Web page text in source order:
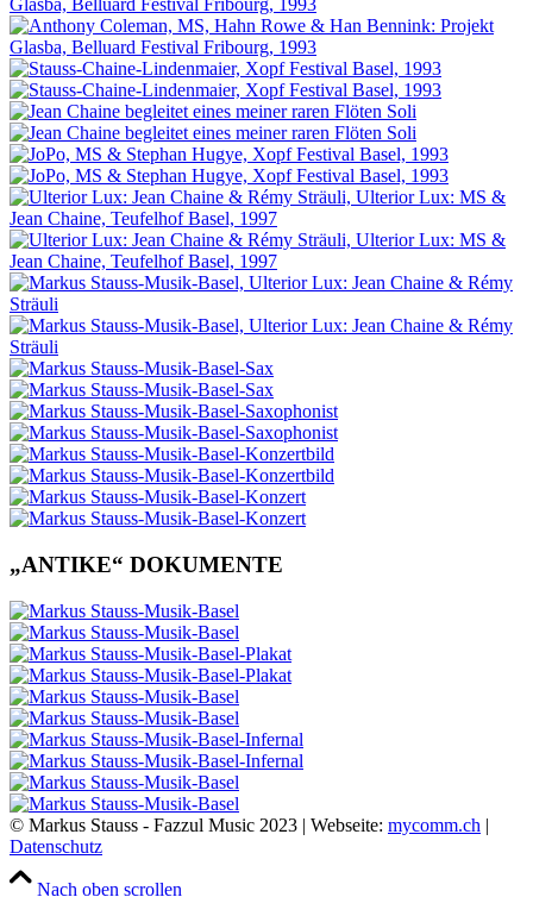
„ANTIKE“ DOKUMENTE
© Markus Stauss - Fazzul Music 2023 | Webseite: mycomm.ch |
Datenschutz
Nach oben scrollen